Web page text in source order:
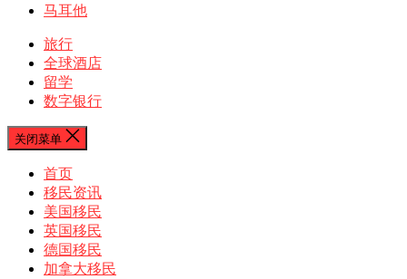
马耳他
旅行
全球酒店
留学
数字银行
关闭菜单
首页
移民资讯
美国移民
英国移民
德国移民
加拿大移民